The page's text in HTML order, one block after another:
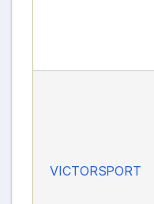
VICTORSPORT